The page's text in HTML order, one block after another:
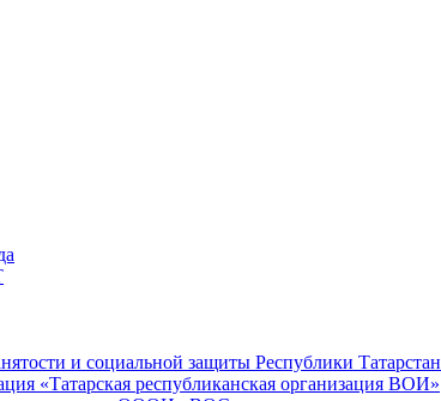
и социальной защиты Республики Татарстан
«Татарская республиканская организация ВОИ»